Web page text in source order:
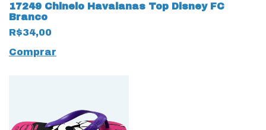
17249 Chinelo Havaianas Top Disney FC
Branco
R$34,00
Comprar